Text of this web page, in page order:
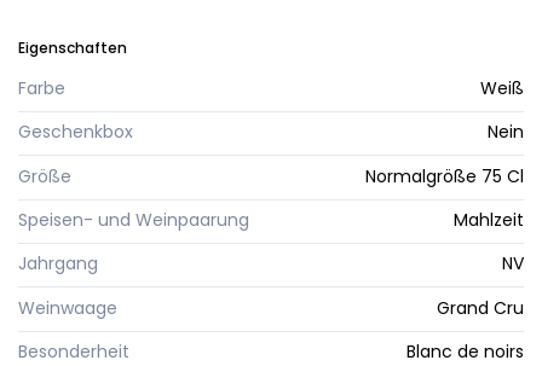
Eigenschaften
Farbe
Weiß
Geschenkbox
Nein
Größe
Normalgröße 75 Cl
Speisen- und Weinpaarung
Mahlzeit
Jahrgang
NV
Weinwaage
Grand Cru
Besonderheit
Blanc de noirs